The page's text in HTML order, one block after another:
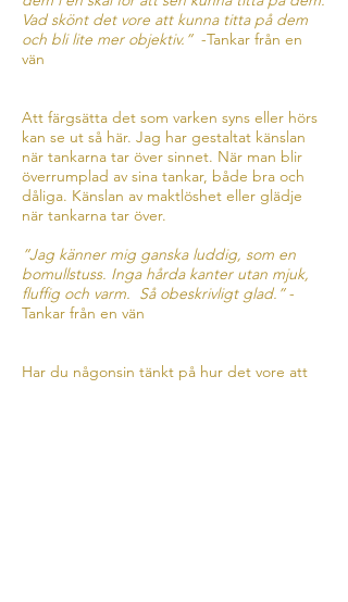
Vad skönt det vore att kunna titta på dem
och bli lite mer objektiv.”-Tankar från en
vän
Att färgsätta det som varken syns eller hörs
kan se ut så här. Jag har gestaltat känslan
när tankarna tar över sinnet. När man blir
överrumplad av sina tankar, både bra och
dåliga. Känslan av maktlöshet eller glädje
när tankarna tar över.
”Jag känner mig ganska luddig, som en
bomullstuss. Inga hårda kanter utan mjuk,
fluffig och varm. Så obeskrivligt glad.”-
Tankar från en vän
Har du någonsin tänkt på hur det vore att